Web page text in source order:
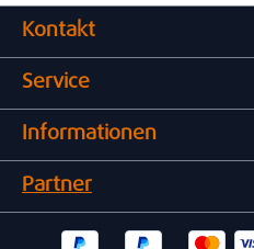
Kontakt
Service
Informationen
Partner